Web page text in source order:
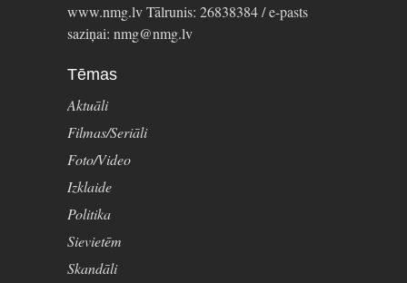
www.nmg.lv Tālrunis: 26838384 / e-pasts
saziņai: nmg@nmg.lv
Tēmas
Aktuāli
Filmas/Seriāli
Foto/Video
Izklaide
Politika
Sievietēm
Skandāli